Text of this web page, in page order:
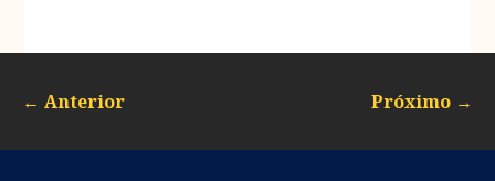
← Anterior Próximo →